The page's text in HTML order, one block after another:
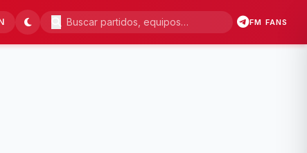
FM FANS